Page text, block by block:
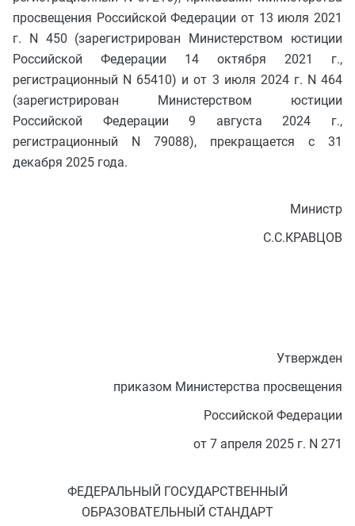
просвещения Российской Федерации от 13 июля 2021
г. N 450 (зарегистрирован Министерством юстиции
Российской Федерации 14 октября 2021 г.,
регистрационный N 65410) и от 3 июля 2024 г. N 464
(зарегистрирован Министерством юстиции
Российской Федерации 9 августа 2024 г.,
регистрационный N 79088), прекращается с 31
декабря 2025 года.
Министр
С.С.КРАВЦОВ
Утвержден
приказом Министерства просвещения
Российской Федерации
от 7 апреля 2025 г. N 271
ФЕДЕРАЛЬНЫЙ ГОСУДАРСТВЕННЫЙ
ОБРАЗОВАТЕЛЬНЫЙ СТАНДАРТ